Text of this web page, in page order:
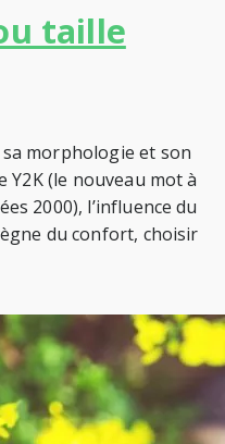
taille
morphologie et son
(le nouveau mot à
2000), l’influence du
du confort, choisir